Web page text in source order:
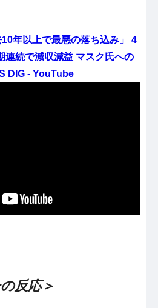
年以上で最悪の落ち込み」 4
連続で減収減益 マスク氏への
DIG - YouTube
反応＞